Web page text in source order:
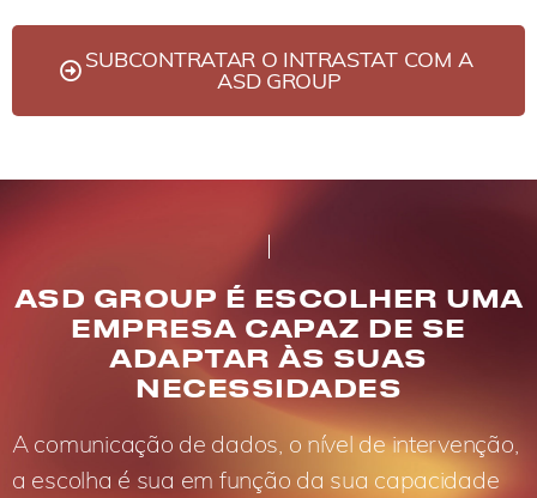
SUBCONTRATAR O INTRASTAT COM A
ASD GROUP
ASD GROUP É ESCOLHER UMA
EMPRESA CAPAZ DE SE
ADAPTAR ÀS SUAS
NECESSIDADES
A comunicação de dados, o nível de intervenção,
a escolha é sua em função da sua capacidade